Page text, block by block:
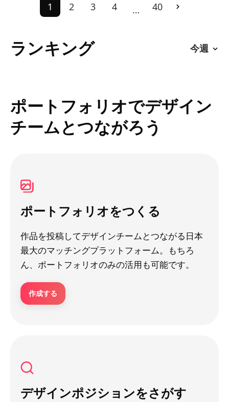
1 2 3 4 … 40
ランキング
ポートフォリオでデザイン
チームとつながろう
ポートフォリオをつくる
作品を投稿してデザインチームとつながる日本
最大のマッチングプラットフォーム。もちろ
ん、ポートフォリオのみの活用も可能です。
作成する
デザインポジションをさがす